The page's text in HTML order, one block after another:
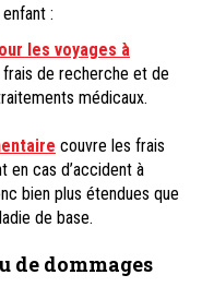
:
les voyages à
de recherche et de
médicaux.
couvre les frais
en cas d’accident à
bien plus étendues que
de base.
de dommages